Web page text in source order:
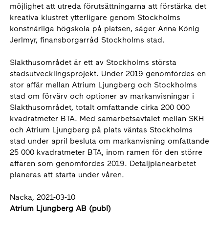
möjlighet att utreda förutsättningarna att förstärka det
kreativa klustret ytterligare genom Stockholms
konstnärliga högskola på platsen, säger Anna König
Jerlmyr, finansborgarråd Stockholms stad.
Slakthusområdet är ett av Stockholms största
stadsutvecklingsprojekt. Under 2019 genomfördes en
stor affär mellan Atrium Ljungberg och Stockholms
stad om förvärv och optioner av markanvisningar i
Slakthusområdet, totalt omfattande cirka 200 000
kvadratmeter BTA. Med samarbetsavtalet mellan SKH
och Atrium Ljungberg på plats väntas Stockholms
stad under april besluta om markanvisning omfattande
25 000 kvadratmeter BTA, inom ramen för den större
affären som genomfördes 2019. Detaljplanearbetet
planeras att starta under våren.
Nacka, 2021-03-10
Atrium Ljungberg AB (publ)